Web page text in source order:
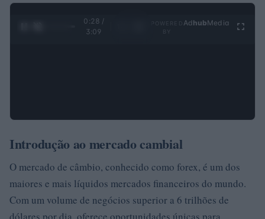
0:28 /
3:09
Ad hubMedia
Introdução ao mercado cambial
O mercado de câmbio, conhecido como forex, é um dos
maiores e mais líquidos mercados financeiros do mundo.
Com um volume de negócios superior a 6 trilhões de
dólares por dia, oferece oportunidades únicas para